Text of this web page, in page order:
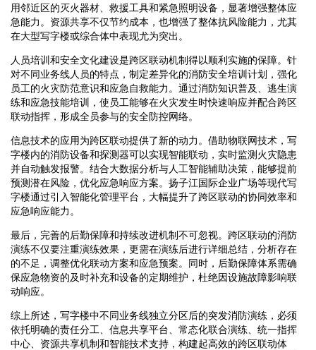
用邻近区的灭火器材、救援工具和紧急照明设备，显著增强整体应
急能力。资源共享不仅节约成本，也增强了整体抗风险能力，尤其
在大型写字楼或综合体中表现尤为突出。
人员培训和安全文化建设是跨区联动机制得以顺利实施的保障。针
对不同业务线人员的特点，制定差异化的消防安全培训计划，强化
员工的火灾防范意识和应急自救能力。通过消防知识普及、逃生演
练和应急技能培训，使员工能够在火灾发生时快速响应并配合跨区
联动指挥，形成全员参与的安全防控网络。
信息技术的应用为跨区联动提供了新的动力。借助物联网技术，写
字楼内的消防设备和探测器可以实现智能联动，实时监测火灾隐患
并自动触发报警。结合大数据分析与人工智能辅助决策，能够提前
预测潜在风险，优化应急响应方案。扬子江国际企业广场等现代写
字楼通过引入智能化管理平台，大幅提升了跨区联动的协同效率和
应急响应能力。
最后，完善的后勤保障和持续改进机制不可忽视。跨区联动的消防
演练不仅要注重演练效果，更需在演练后进行详细总结，分析存在
的不足，调整优化联动方案和应急预案。同时，后勤保障体系需确
保应急物资的及时补充和设备的定期维护，杜绝因设施故障影响联
动响应。
综上所述，写字楼中不同业务线独立分区后的突发消防演练，必须
依托明确的责任分工、信息共享平台、常态化联合演练、统一指挥
中心、资源共享机制和智能技术支持，构建起高效的跨区联动体